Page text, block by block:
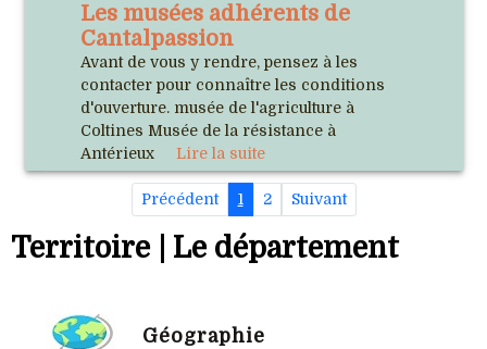
Les musées adhérents de
Cantalpassion
Avant de vous y rendre, pensez à les
contacter pour connaître les conditions
d'ouverture. musée de l'agriculture à
Coltines Musée de la résistance à
Antérieux Lire la suite
Précédent 1 2 Suivant
Territoire | Le département
Géographie